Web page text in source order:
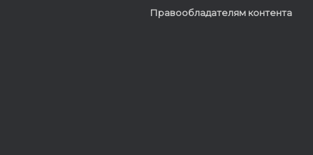
Правообладателям контента